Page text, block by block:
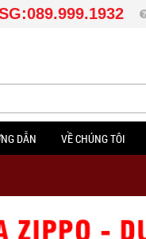
DẪN VỀ CHÚNG TÔI